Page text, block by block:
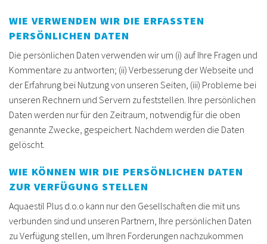
WIE VERWENDEN WIR DIE ERFASSTEN
PERSÖNLICHEN DATEN
Die persönlichen Daten verwenden wir um (i) auf Ihre Fragen und
Kommentare zu antworten; (ii) Verbesserung der Webseite und
der Erfahrung bei Nutzung von unseren Seiten, (iii) Probleme bei
unseren Rechnern und Servern zu feststellen. Ihre persönlichen
Daten werden nur für den Zeitraum, notwendig für die oben
genannte Zwecke, gespeichert. Nachdem werden die Daten
gelöscht.
WIE KÖNNEN WIR DIE PERSÖNLICHEN DATEN
ZUR VERFÜGUNG STELLEN
Aquaestil Plus d.o.o kann nur den Gesellschaften die mit uns
verbunden sind und unseren Partnern, Ihre persönlichen Daten
zu Verfügung stellen, um Ihren Forderungen nachzukommen